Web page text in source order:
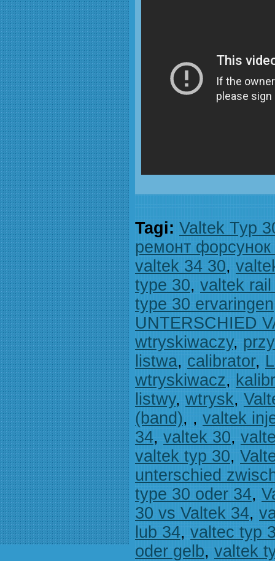
Tagi: Valtek Typ
ремонт
valtek 34 30,
type 30, valtek
type 30 ervaringen
UNTERSCHIED
wtryskiwaczy,
listwa, calibrator,
wtryskiwacz,
listwy, wtrysk,
(band), , valtek
34, valtek 30,
valtek typ 30,
unterschied
type 30 oder 34,
30 vs Valtek 34,
lub 34, valtec typ
oder gelb, valtek